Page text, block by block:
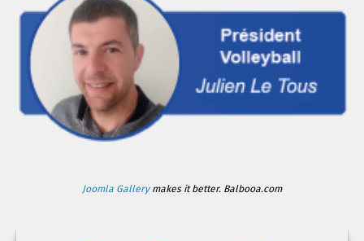
Joomla Gallerymakes it better. Balbooa.com